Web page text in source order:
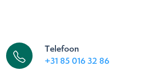
Telefoon
+31 85 016 32 86